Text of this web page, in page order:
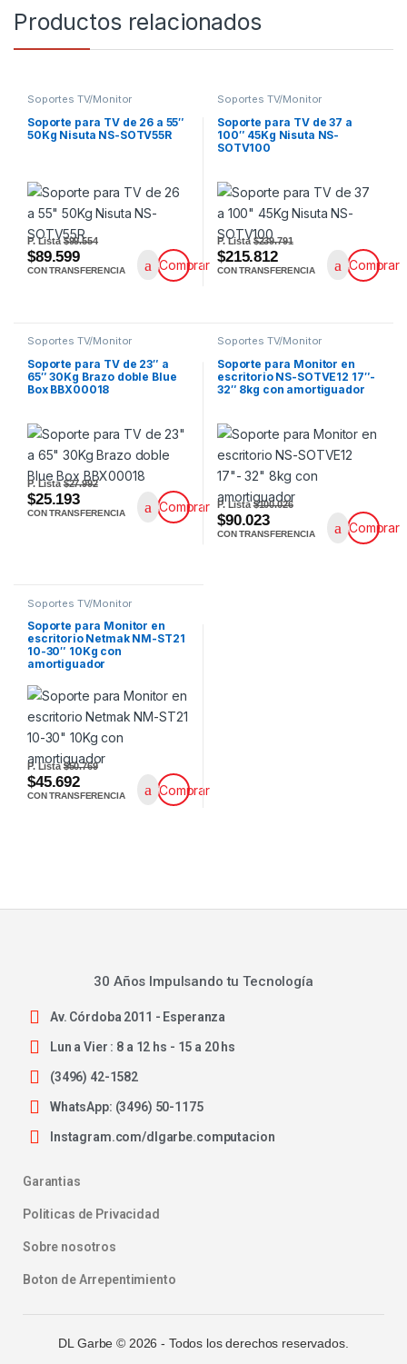
Productos relacionados
Soportes TV/Monitor
Soporte para TV de 26 a 55″
50Kg Nisuta NS-SOTV55R
P. Lista$99.554
$89.599
CON TRANSFERENCIA Comprar
Soportes TV/Monitor
Soporte para TV de 37 a
100″ 45Kg Nisuta NS-
SOTV100
P. Lista$239.791
$215.812
CON TRANSFERENCIA Comprar
Soportes TV/Monitor
Soporte para TV de 23″ a
65″ 30Kg Brazo doble Blue
Box BBX00018
P. Lista$27.992
$25.193
CON TRANSFERENCIA Comprar
Soportes TV/Monitor
Soporte para Monitor en
escritorio NS-SOTVE12 17″-
32″ 8kg con amortiguador
P. Lista$100.026
$90.023
CON TRANSFERENCIA Comprar
Soportes TV/Monitor
Soporte para Monitor en
escritorio Netmak NM-ST21
10-30″ 10Kg con
amortiguador
P. Lista$50.769
$45.692
CON TRANSFERENCIA Comprar
30 Años Impulsando tu Tecnología
Av. Córdoba 2011 - Esperanza
Lun a Vier : 8 a 12 hs - 15 a 20 hs
(3496) 42-1582
WhatsApp: (3496) 50-1175
Instagram.com/dlgarbe.computacion
Garantias
Politicas de Privacidad
Sobre nosotros
Boton de Arrepentimiento
DL Garbe © 2026 - Todos los derechos reservados.